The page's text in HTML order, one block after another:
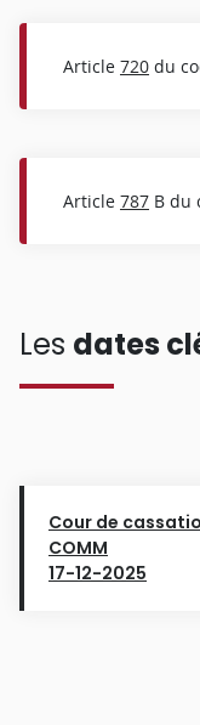
Article 720 du
Article 787 B du
Les dates
Cour de
COMM
17-12-2025